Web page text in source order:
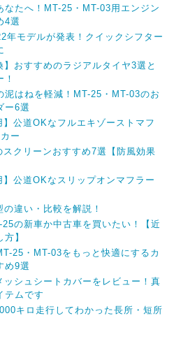
なたへ！MT-25・MT-03用エンジン
4選
年モデルが発表！クイックシフター
おすすめのラジアルタイヤ3選と
泥はねを軽減！MT-25・MT-03のお
ー6選
公道OKなフルエキゾーストマフ
ー
クリーンおすすめ7選【防風効果
公道OKなスリップオンマフラー
違い・比較を解説！
の新車か中古車を買いたい！【近
】
25・MT-03をもっと快適にするカ
め9選
ッシュシートカバーをレビュー！真
テムです
キロ走行してわかった長所・短所